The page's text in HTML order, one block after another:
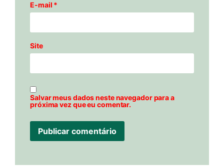
E-mail *
Site
Salvar meus dados neste navegador para a
próxima vez que eu comentar.